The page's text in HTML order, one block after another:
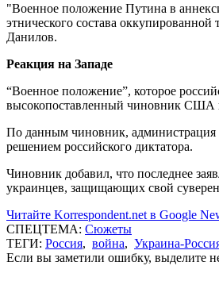
"Военное положение Путина в
этнического состава
Данилов.
Реакция на Западе
“Военное положение”, которое
высокопоставленный чиновник США
По данным чиновник, администрация
решением российского диктатора.
Чиновник добавил, что последнее
украинцев, защищающих свой
Читайте Korrespondent.net в Google
СПЕЦТЕМА: Сюжеты
ТЕГИ: Россия, война, Украина-
Если вы заметили ошибку, выделите